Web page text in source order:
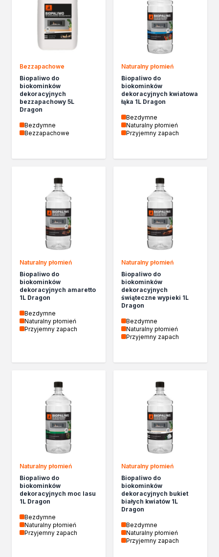
Izolacje i impregnaty budowlane
Folie w płynie
Impregnaty specjalistyczne
Impregnaty do drewna konstrukcyjnego
Przygotowanie do malowania
Środki bioochronne
Masy szpachlowe budowlane
Środki czyszczące
Malowanie, ochrona i dekoracja
Lakierobejce
Masy szpachlowe do drewna
Lakiery dekoracyjne
Żywica epoksydowa
Farby żaroodporne
Chemia gospodarcza
Odkamieniacze
Preparaty udrażniające
Środki czyszczące
Chemia motoryzacyjna
Żywice
Zmywacze
Szpachlówki
Artykuły sezonowe
Kleje montażowe
Kleje naprawcze
Kleje specjalistyczne
Kleje do drewna
Kleje do podłóg
Kleje w sprayu
Piany
Pozostałe
Czyszczenie i rozcieńczanie
Rozcieńczalniki ogólnego stosowania
Rozcieńczalniki specjalistyczne
Bezzapachowe
Biopaliwo do
biokominków
dekoracyjnych
bezzapachowy 5L
Dragon
Bezdymne
Bezzapachowe
Naturalny płomień
Biopaliwo do
biokominków
dekoracyjnych kwiatowa
łąka 1L Dragon
Bezdymne
Naturalny płomień
Przyjemny zapach
Naturalny płomień
Biopaliwo do
biokominków
dekoracyjnych amaretto
1L Dragon
Bezdymne
Naturalny płomień
Przyjemny zapach
Naturalny płomień
Biopaliwo do
biokominków
dekoracyjnych
świąteczne wypieki 1L
Dragon
Bezdymne
Naturalny płomień
Przyjemny zapach
Naturalny płomień
Biopaliwo do
biokominków
dekoracyjnych moc lasu
1L Dragon
Bezdymne
Naturalny płomień
Przyjemny zapach
Naturalny płomień
Biopaliwo do
biokominków
dekoracyjnych bukiet
białych kwiatów 1L
Dragon
Bezdymne
Naturalny płomień
Przyjemny zapach